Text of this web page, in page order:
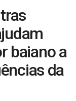
baiano a
da